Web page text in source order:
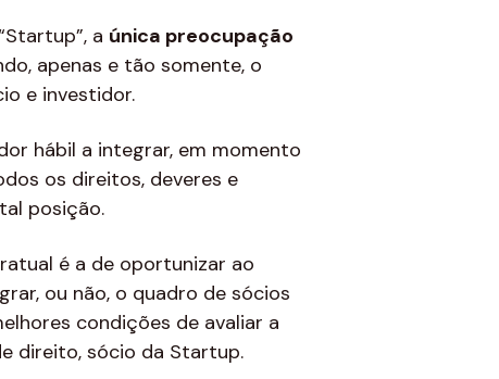
a única preocupação
apenas e tão somente, o
e investidor.
hábil a integrar, em momento
os direitos, deveres e
posição.
é a de oportunizar ao
ou não, o quadro de sócios
condições de avaliar a
direito, sócio da Startup.